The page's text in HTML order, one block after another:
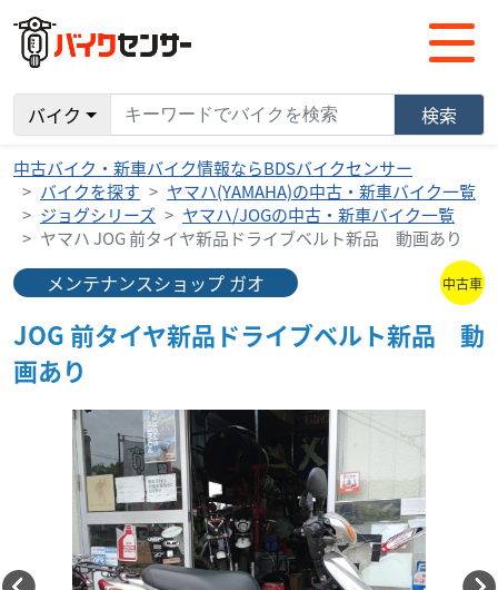
バイク 検索
中古バイク・新車バイク情報ならBDSバイクセンサー
バイクを探す
ヤマハ(YAMAHA)の中古・新車バイク一覧
ジョグシリーズ
ヤマハ/JOGの中古・新車バイク一覧
ヤマハ JOG 前タイヤ新品ドライブベルト新品 動画あり
メンテナンスショップ ガオ 中古車
JOG 前タイヤ新品ドライブベルト新品 動
画あり